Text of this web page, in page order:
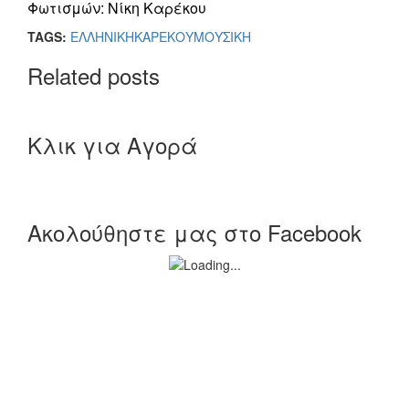
Φωτισμών: Νίκη Καρέκου
TAGS: ΕΛΛΗΝΙΚΗΚΑΡΕΚΟΥΜΟΥΣΙΚΗ
Related posts
Κλικ για Αγορά
Ακολούθηστε μας στο Facebook